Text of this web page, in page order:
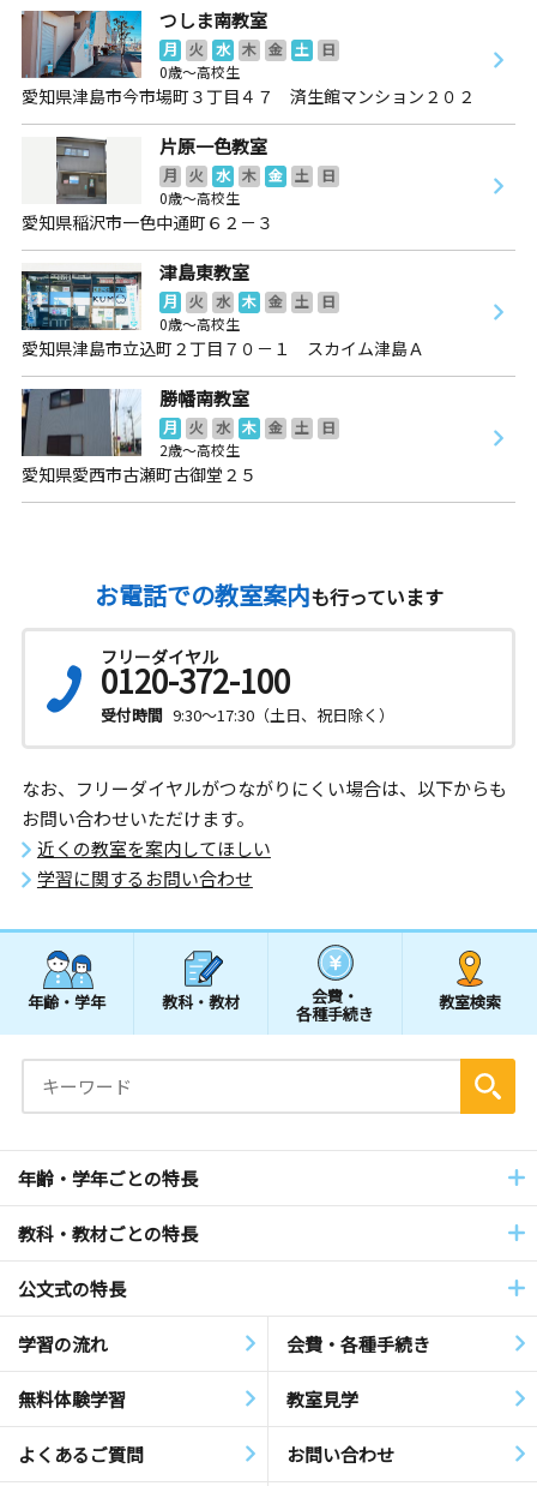
つしま南教室
月 火 水 木 金 土
日
0歳～高校生
愛知県津島市今市場町３丁目４７ 済生館マンション２０２
片原一色教室
月 火 水 木 金 土
日
0歳～高校生
愛知県稲沢市一色中通町６２－３
津島東教室
月 火 水 木 金 土
日
0歳～高校生
愛知県津島市立込町２丁目７０－１ スカイム津島Ａ
勝幡南教室
月 火 水 木 金 土
日
2歳～高校生
愛知県愛西市古瀬町古御堂２５
お電話での教室案内も行っています
フリーダイヤル
0120-372-100
受付時間 9:30～17:30（土日、祝日除く）
なお、フリーダイヤルがつながりにくい場合は、以下からも
お問い合わせいただけます。
近くの教室を案内してほしい
学習に関するお問い合わせ
年齢・学年 教科・教材 会費・
各種手続き
教室検索
年齢・学年ごとの特長
教科・教材ごとの特長
公文式の特長
学習の流れ 会費・各種手続き
無料体験学習 教室見学
よくあるご質問 お問い合わせ